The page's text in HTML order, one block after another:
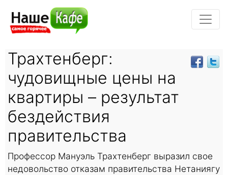
Трахтенберг:
чудовищные цены на
квартиры – результат
бездействия
правительства
Профессор Мануэль Трахтенберг выразил свое
недовольство отказам правительства Нетаниягу